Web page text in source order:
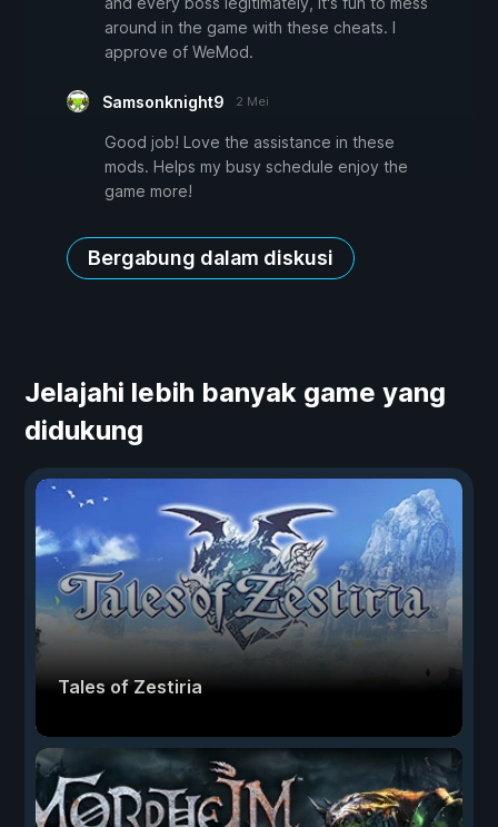
around in the game with these cheats. I
approve of WeMod.
Samsonknight9 2 Mei
Good job! Love the assistance in these
mods. Helps my busy schedule enjoy the
game more!
Bergabung dalam diskusi
Jelajahi lebih banyak game yang
didukung
Tales of Zestiria